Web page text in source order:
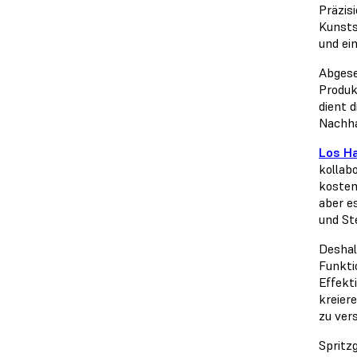
und
dient
Los
aber
und
zu